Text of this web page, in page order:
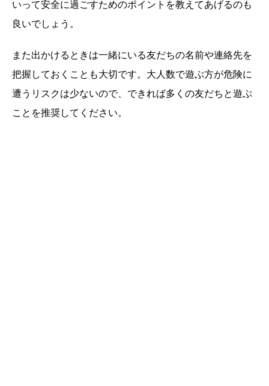
いって安全に過ごすためのポイントを教えてあげるのも
良いでしょう。
また出かけるときは一緒にいる友だちの名前や連絡先を
把握しておくことも大切です。大人数で遊ぶ方が危険に
遭うリスクは少ないので、できれば多くの友だちと遊ぶ
ことを推奨してください。